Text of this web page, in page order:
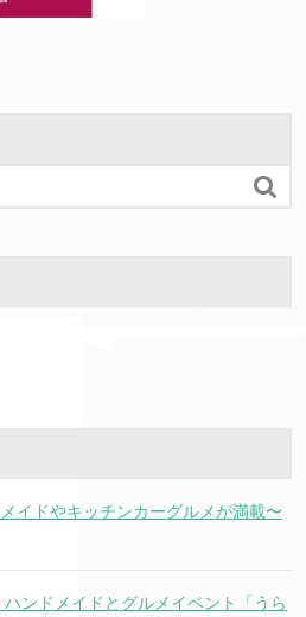

イドやキッチンカーグルメが満載〜
ンドメイドとグルメイベント「うら